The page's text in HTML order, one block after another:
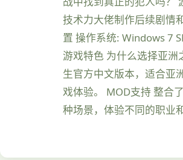
技术力大佬制作后续剧情
置 操作系统: Windows 7
游戏特色 为什么选择亚
生官方中文版本，适合亚
戏体验。 MOD支持 整合
种场景，体验不同的职业